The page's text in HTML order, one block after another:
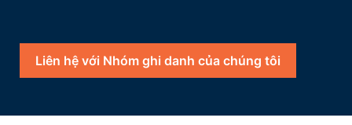
Liên hệ với Nhóm ghi danh của chúng tôi